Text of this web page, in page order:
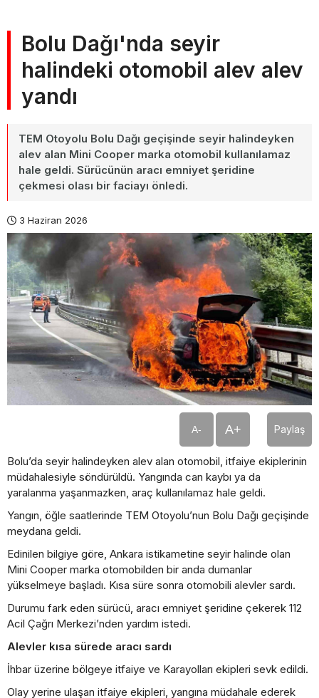
Bolu Dağı'nda seyir
halindeki otomobil alev alev
yandı
TEM Otoyolu Bolu Dağı geçişinde seyir halindeyken
alev alan Mini Cooper marka otomobil kullanılamaz
hale geldi. Sürücünün aracı emniyet şeridine
çekmesi olası bir faciayı önledi.
3 Haziran 2026
A- A+ Paylaş
Bolu’da seyir halindeyken alev alan otomobil, itfaiye ekiplerinin
müdahalesiyle söndürüldü. Yangında can kaybı ya da
yaralanma yaşanmazken, araç kullanılamaz hale geldi.
Yangın, öğle saatlerinde TEM Otoyolu’nun Bolu Dağı geçişinde
meydana geldi.
Edinilen bilgiye göre, Ankara istikametine seyir halinde olan
Mini Cooper marka otomobilden bir anda dumanlar
yükselmeye başladı. Kısa süre sonra otomobili alevler sardı.
Durumu fark eden sürücü, aracı emniyet şeridine çekerek 112
Acil Çağrı Merkezi’nden yardım istedi.
Alevler kısa sürede aracı sardı
İhbar üzerine bölgeye itfaiye ve Karayolları ekipleri sevk edildi.
Olay yerine ulaşan itfaiye ekipleri, yangına müdahale ederek